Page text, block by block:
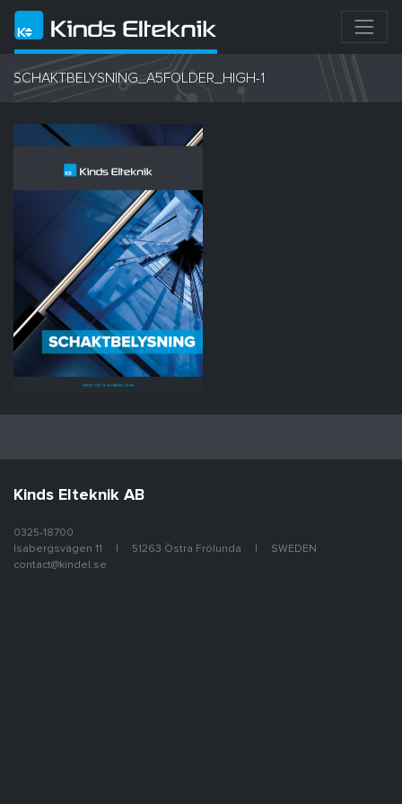
SCHAKTBELYSNING_A5FOLDER_HIGH-1
Kinds Elteknik AB
0325-18700
Isabergsvägen 11
51263 Östra Frölunda
SWEDEN
contact@kindel.se